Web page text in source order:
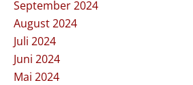
September 2024
August 2024
Juli 2024
Juni 2024
Mai 2024